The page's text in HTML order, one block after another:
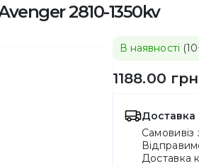
2810-1350kv
В наявності
1188.00
Доставка
Самовивіз
Доставка